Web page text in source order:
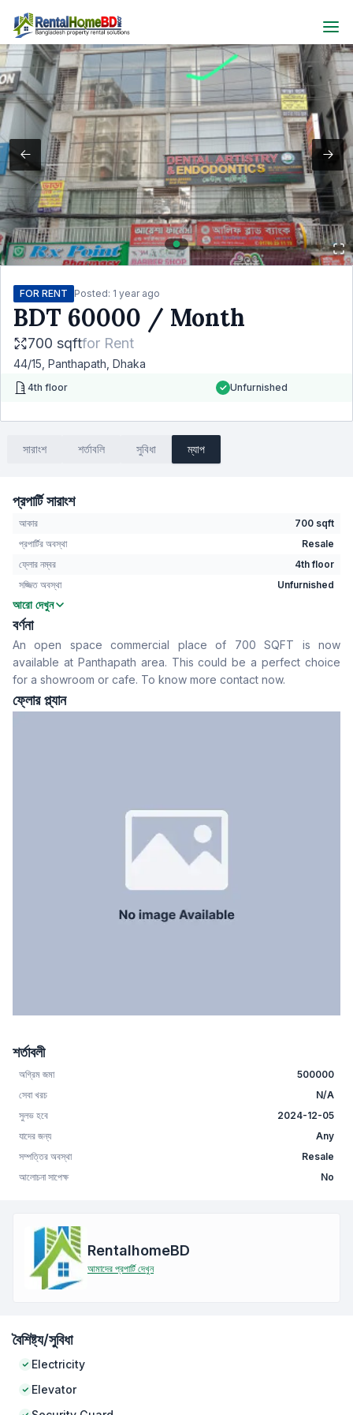
FOR RENT Posted: 1 year ago
BDT 60000 / Month
700 sqftfor Rent
44/15, Panthapath, Dhaka
4th floor Unfurnished
সারাংশ শর্তাবলি সুবিধা ম্যাপ
প্রপার্টি সারাংশ
আকার
700 sqft
প্রপার্টির অবস্থা
Resale
ফ্লোর নম্বর
4th floor
সজ্জিত অবস্থা
Unfurnished
বাথরুম
বসার রুম
Drawing Room
No
খাবার রুম
No
ফ্লোর টাইপ
সার্ভেন্ট রুম
আরো দেখুন
বর্ণনা
An open space commercial place of 700 SQFT is now
available at Panthapath area. This could be a perfect choice
for a showroom or cafe. To know more contact now.
ফ্লোর প্ল্যান
শর্তাবলী
অগ্রিম জমা
500000
সেবা খরচ
N/A
সুলভ হবে
2024-12-05
যাদের জন্য
Any
সম্পত্তির অবস্থা
Resale
আলোচনা সাপেক্ষ
No
RentalhomeBD
আমাদের প্রপার্টি দেখুন
বৈশিষ্ট্য/সুবিধা
Electricity
Elevator